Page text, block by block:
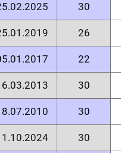
30
26
22
30
30
30